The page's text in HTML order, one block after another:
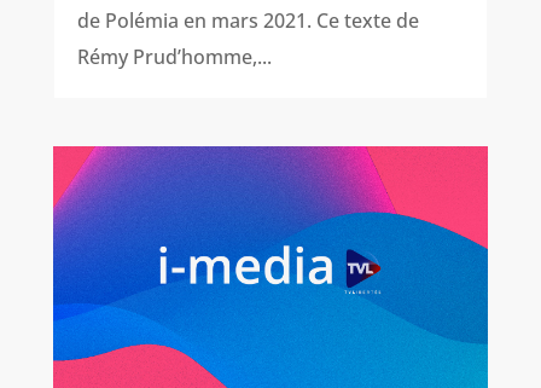
de Polémia en mars 2021. Ce texte de
Rémy Prud’homme,...